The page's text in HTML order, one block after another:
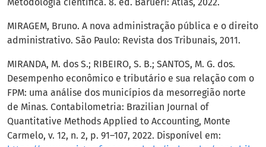
Metodologia científica. 8. ed. Barueri: Atlas, 2022.
MIRAGEM, Bruno. A nova administração pública e o direito
administrativo. São Paulo: Revista dos Tribunais, 2011.
MIRANDA, M. dos S.; RIBEIRO, S. B.; SANTOS, M. G. dos.
Desempenho econômico e tributário e sua relação com o
FPM: uma análise dos municípios da mesorregião norte
de Minas. Contabilometria: Brazilian Journal of
Quantitative Methods Applied to Accounting, Monte
Carmelo, v. 12, n. 2, p. 91–107, 2022. Disponível em: